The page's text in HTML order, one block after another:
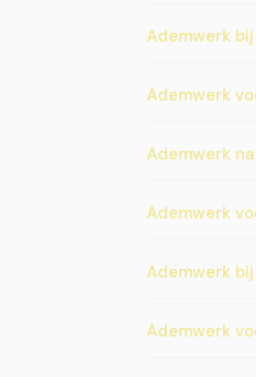
Ademwerk
Ademwerk
Ademwerk
Ademwerk
Ademwerk
Ademwerk